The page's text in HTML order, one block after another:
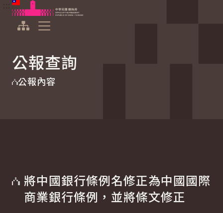
跳到主要內容
中華民國總統府
公報查詢
公報內容
將中國銀行條例名修正為中國國際
商業銀行條例，並將條文修正